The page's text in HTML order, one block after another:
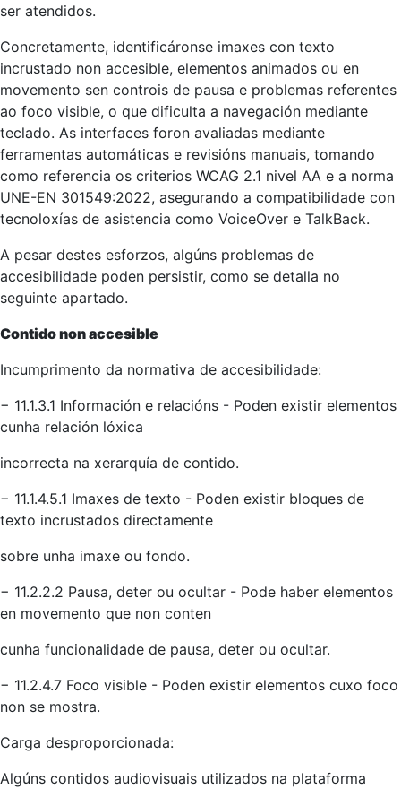
ser atendidos.
Concretamente, identificáronse imaxes con texto
incrustado non accesible, elementos animados ou en
movemento sen controis de pausa e problemas referentes
ao foco visible, o que dificulta a navegación mediante
teclado. As interfaces foron avaliadas mediante
ferramentas automáticas e revisións manuais, tomando
como referencia os criterios WCAG 2.1 nivel AA e a norma
UNE-EN 301549:2022, asegurando a compatibilidade con
tecnoloxías de asistencia como VoiceOver e TalkBack.
A pesar destes esforzos, algúns problemas de
accesibilidade poden persistir, como se detalla no
seguinte apartado.
Contido non accesible
Incumprimento da normativa de accesibilidade:
− 11.1.3.1 Información e relacións - Poden existir elementos
cunha relación lóxica
incorrecta na xerarquía de contido.
− 11.1.4.5.1 Imaxes de texto - Poden existir bloques de
texto incrustados directamente
sobre unha imaxe ou fondo.
− 11.2.2.2 Pausa, deter ou ocultar - Pode haber elementos
en movemento que non conten
cunha funcionalidade de pausa, deter ou ocultar.
− 11.2.4.7 Foco visible - Poden existir elementos cuxo foco
non se mostra.
Carga desproporcionada:
Algúns contidos audiovisuais utilizados na plataforma